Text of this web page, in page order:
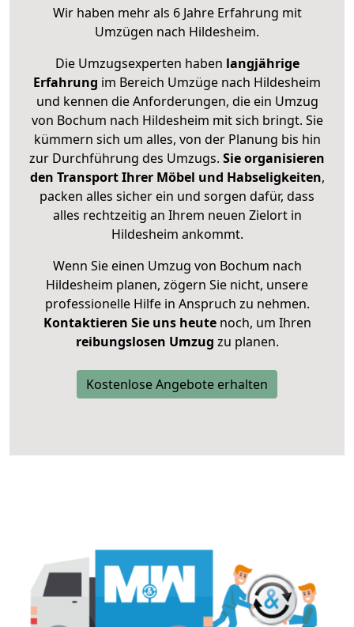
Wir haben mehr als 6 Jahre Erfahrung mit
Umzügen nach Hildesheim.
Die Umzugsexperten haben langjährige
Erfahrung im Bereich Umzüge nach Hildesheim
und kennen die Anforderungen, die ein Umzug
von Bochum nach Hildesheim mit sich bringt. Sie
kümmern sich um alles, von der Planung bis hin
zur Durchführung des Umzugs. Sie organisieren
den Transport Ihrer Möbel und Habseligkeiten,
packen alles sicher ein und sorgen dafür, dass
alles rechtzeitig an Ihrem neuen Zielort in
Hildesheim ankommt.
Wenn Sie einen Umzug von Bochum nach
Hildesheim planen, zögern Sie nicht, unsere
professionelle Hilfe in Anspruch zu nehmen.
Kontaktieren Sie uns heutenoch, um Ihren
reibungslosen Umzug zu planen.
Kostenlose Angebote erhalten